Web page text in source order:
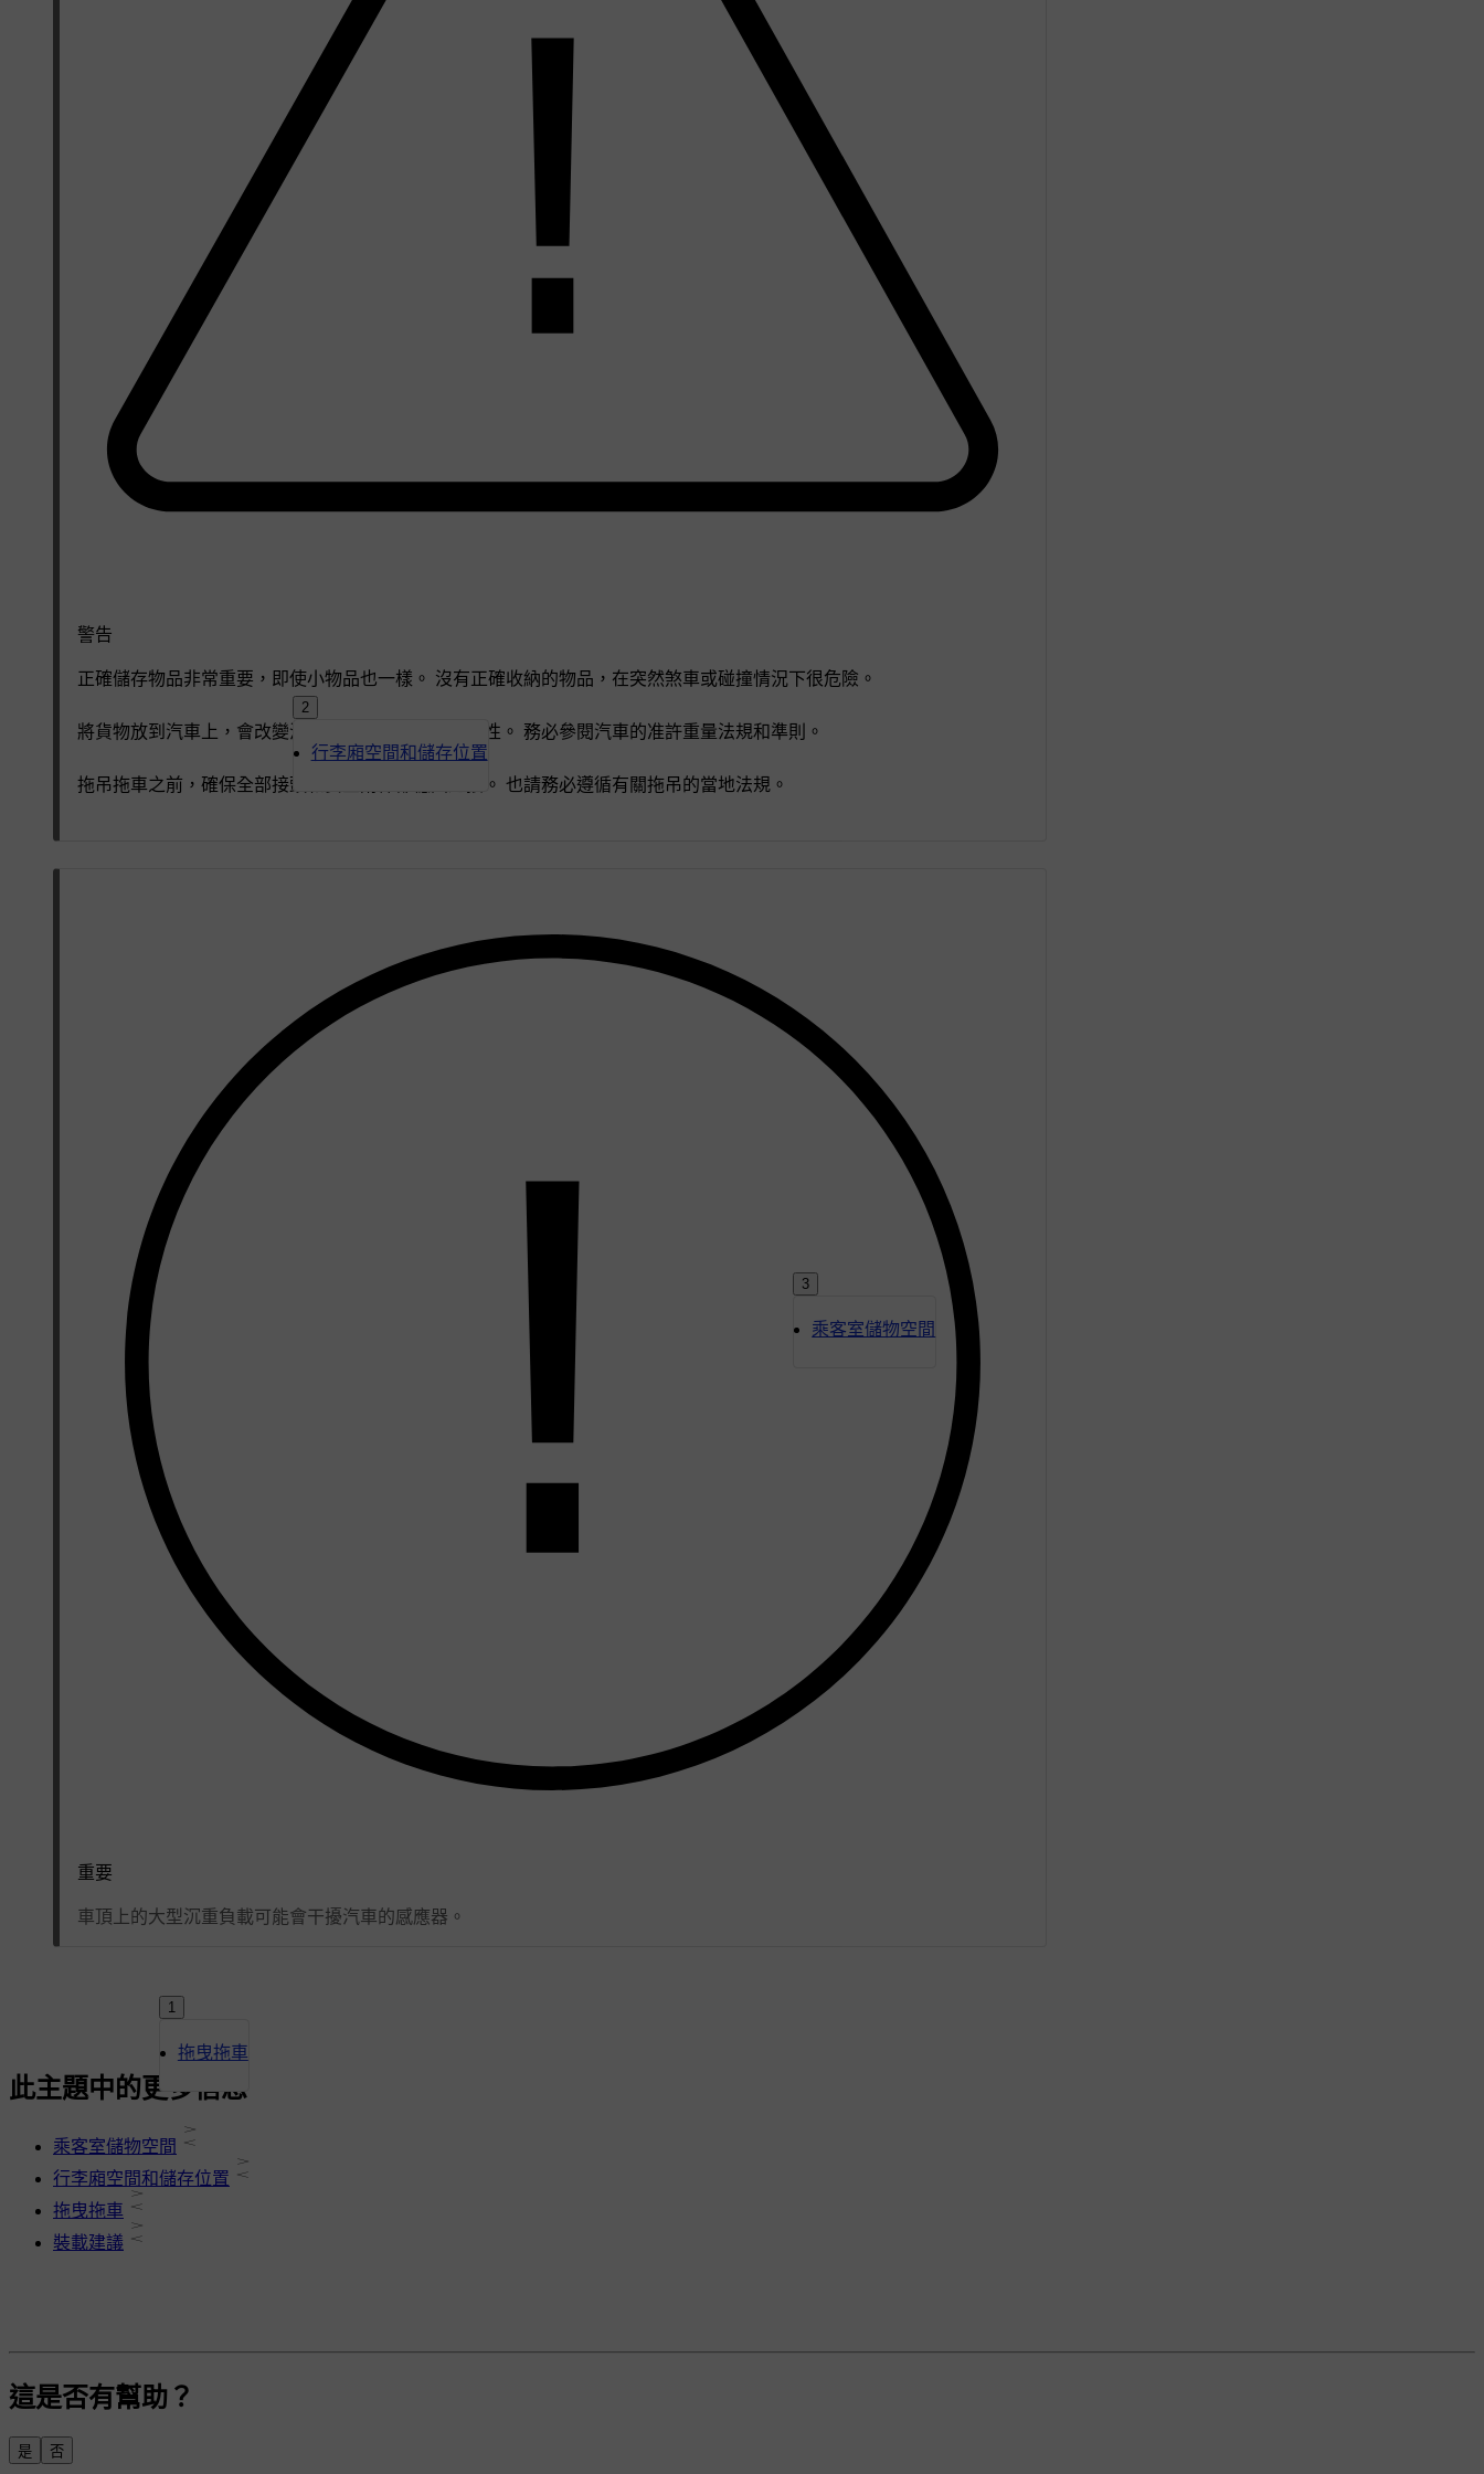
1
拖曳拖車
2
行李廂空間和儲存位置
3
乘客室儲物空間
警告
正確儲存物品非常重要，即使小物品也一樣。 沒有正確收納的物品，在突然煞車或碰撞情況下很危險。
將貨物放到汽車上，會改變汽車的重量和駕駛控制特性。 務必參閱汽車的准許重量法規和準則。
拖吊拖車之前，確保全部接頭和安全附件都穩固連接。 也請務必遵循有關拖吊的當地法規。
重要
車頂上的大型沉重負載可能會干擾汽車的感應器。
此主題中的更多信息
乘客室儲物空間
行李廂空間和儲存位置
拖曳拖車
裝載建議
這是否有幫助？
是 否